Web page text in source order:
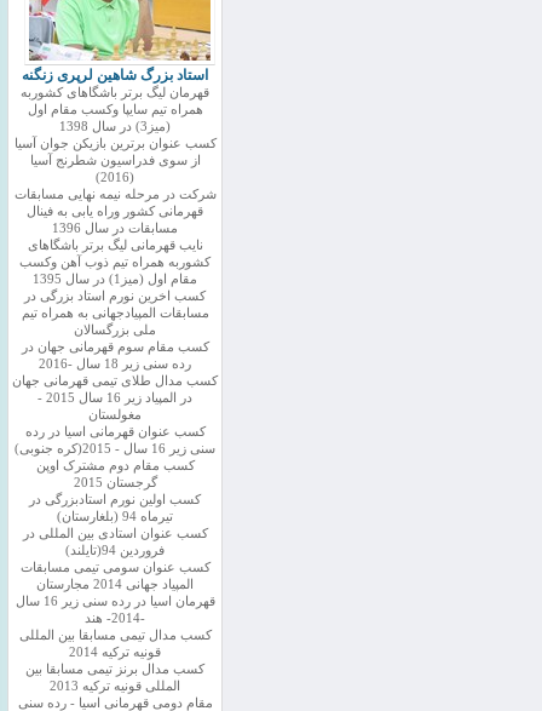
استاد بزرگ شاهین لرپری زنگنه
قهرمان لیگ برتر باشگاهای کشوربه
همراه تیم سایپا وکسب مقام اول
(میز3) در سال 1398
کسب عنوان برترین بازیکن جوان آسیا
از سوی فدراسیون شطرنج آسیا
(2016)
شرکت در مرحله نیمه نهایی مسابقات
قهرمانی کشور وراه یابی به فینال
مسابقات در سال 1396
نایب قهرمانی لیگ برتر باشگاهای
کشوربه همراه تیم ذوب آهن وکسب
مقام اول (میز1) در سال 1395
کسب اخرین نورم استاد بزرگی در
مسابقات المپیادجهانی به همراه تیم
ملی بزرگسالان
کسب مقام سوم قهرمانی جهان در
رده سنی زیر 18 سال -2016
کسب مدال طلای تیمی قهرمانی جهان
در المپیاد زیر 16 سال 2015 -
مغولستان
کسب عنوان قهرمانی اسیا در رده
سنی زیر 16 سال - 2015(کره جنوبی)
کسب مقام دوم مشترک اوپن
گرجستان 2015
کسب اولین نورم استادبزرگی در
تیرماه 94 (بلغارستان)
کسب عنوان استادی بین المللی در
فروردین 94(تایلند)
کسب عنوان سومی تیمی مسابقات
المپیاد جهانی 2014 مجارستان
قهرمان اسیا در رده سنی زیر 16 سال
-2014- هند
کسب مدال تیمی مسابقا بین المللی
قونیه ترکیه 2014
کسب مدال برنز تیمی مسابقا بین
المللی قونیه ترکیه 2013
مقام دومی قهرمانی اسیا - رده سنی